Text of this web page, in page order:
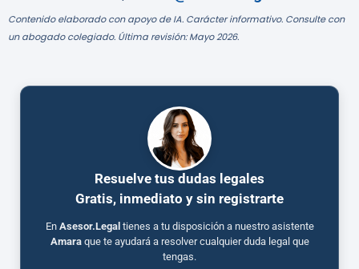
Contenido elaborado con apoyo de IA. Carácter informativo. Consulte con
un abogado colegiado. Última revisión: Mayo 2026.
Resuelve tus dudas legales
Gratis, inmediato y sin registrarte
En Asesor.Legal tienes a tu disposición a nuestro asistente
Amaraque te ayudará a resolver cualquier duda legal que
tengas.